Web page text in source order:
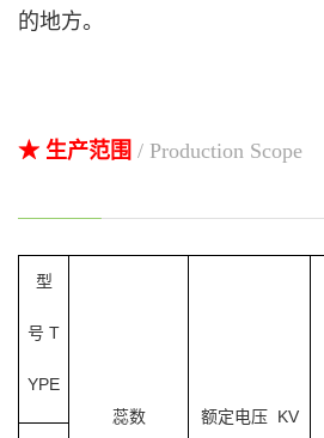
的地方。
★ 生产范围 / Production Scope
型
号 T
YPE
蕊数
额定电压 KV